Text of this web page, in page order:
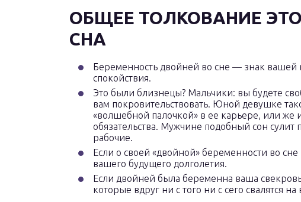
ОБЩЕЕ ТОЛКОВАНИЕ
СНА
Беременность двойней во сне — знак вашей
спокойствия.
Это были близнецы? Мальчики: вы будете
вам покровительствовать. Юной девушке
«волшебной палочкой» в ее карьере, или же
обязательства. Мужчине подобный сон
рабочие.
Если о своей «двойной» беременности во
вашего будущего долголетия.
Если двойней была беременна ваша
которые вдруг ни с того ни с сего свалятся